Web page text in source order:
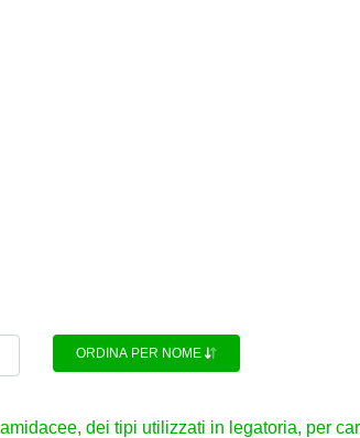
ORDINA PER NOME
dei tipi utilizzati in legatoria, per